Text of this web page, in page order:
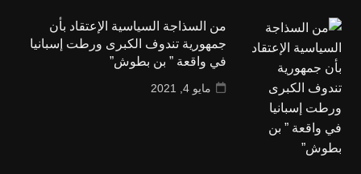
من السذاجة السياسية الإعتقاد بأن
جمهورية تندوف الكبرى ورطت إسبانيا
في واقعة ” بن بطوش”
مايو 4, 2021